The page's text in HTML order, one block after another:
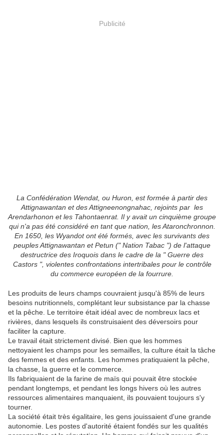
Publicité
La Confédération Wendat, ou Huron, est formée à partir des
Attignawantan et des Attigneenongnahac, rejoints par les
Arendarhonon et les Tahontaenrat. Il y avait un cinquième groupe
qui n'a pas été considéré en tant que nation, les Ataronchronnon.
En 1650, les Wyandot ont été formés, avec les survivants des
peuples Attignawantan et Petun (" Nation Tabac ") de l'attaque
destructrice des Iroquois dans le cadre de la " Guerre des
Castors ", violentes confrontations intertribales pour le contrôle
du commerce européen de la fourrure.
Les produits de leurs champs couvraient jusqu'à 85% de leurs
besoins nutritionnels, complétant leur subsistance par la chasse
et la pêche. Le territoire était idéal avec de nombreux lacs et
rivières, dans lesquels ils construisaient des déversoirs pour
faciliter la capture.
Le travail était strictement divisé. Bien que les hommes
nettoyaient les champs pour les semailles, la culture était la tâche
des femmes et des enfants. Les hommes pratiquaient la pêche,
la chasse, la guerre et le commerce.
Ils fabriquaient de la farine de maïs qui pouvait être stockée
pendant longtemps, et pendant les longs hivers où les autres
ressources alimentaires manquaient, ils pouvaient toujours s'y
tourner.
La société était très égalitaire, les gens jouissaient d'une grande
autonomie. Les postes d'autorité étaient fondés sur les qualités